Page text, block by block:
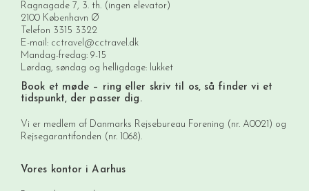
Ragnagade 7, 3. th. (ingen elevator)
2100 København Ø
Telefon 3315 3322
E-mail: cctravel@cctravel.dk
Mandag-fredag: 9-15
Lørdag, søndag og helligdage: lukket
Book et møde – ring eller skriv til os, så finder vi et
tidspunkt, der passer dig.
Vi er medlem af Danmarks Rejsebureau Forening (nr. A0021) og
Rejsegarantifonden (nr. 1068).
Vores kontor i Aarhus